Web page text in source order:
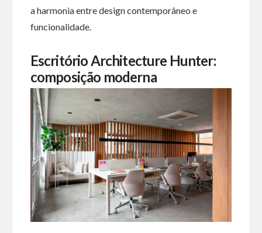
a harmonia entre design contemporâneo e
funcionalidade.
Escritório Architecture Hunter:
composição moderna